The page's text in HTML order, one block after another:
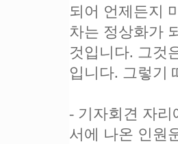
되어 언제든지
차는 정상화가
것입니다. 그것
입니다. 그렇기
- 기자회견 자리
서에 나온 인원